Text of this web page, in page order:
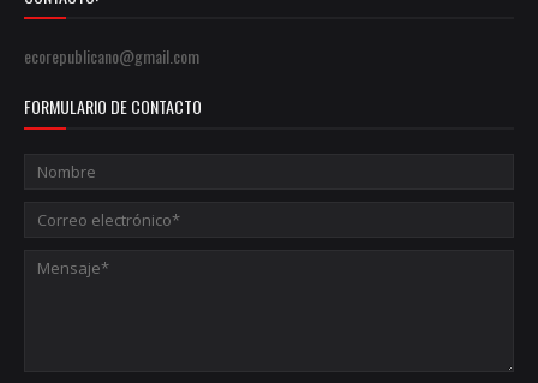
ecorepublicano@gmail.com
FORMULARIO DE CONTACTO